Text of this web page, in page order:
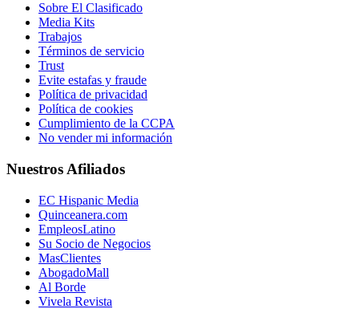
Sobre El Clasificado
Media Kits
Trabajos
Términos de servicio
Trust
Evite estafas y fraude
Política de privacidad
Política de cookies
Cumplimiento de la CCPA
No vender mi información
Nuestros Afiliados
EC Hispanic Media
Quinceanera.com
EmpleosLatino
Su Socio de Negocios
MasClientes
AbogadoMall
Al Borde
Vivela Revista